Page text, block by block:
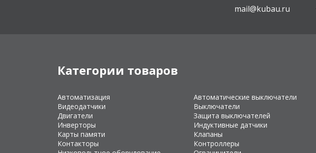
mail@kubau.ru
Категории товаров
Автоматизация Автоматические выключатели
Видеодатчики
Выключатели
Двигатели
Защита выключателей
Инверторы
Индуктивные датчики
Карты памяти
Клапаны
Контакторы
Контроллеры